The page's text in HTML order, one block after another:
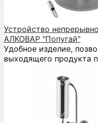
Устройство
АЛКОВАР "Попугай"
Удобное изделие,
выходящего продукта